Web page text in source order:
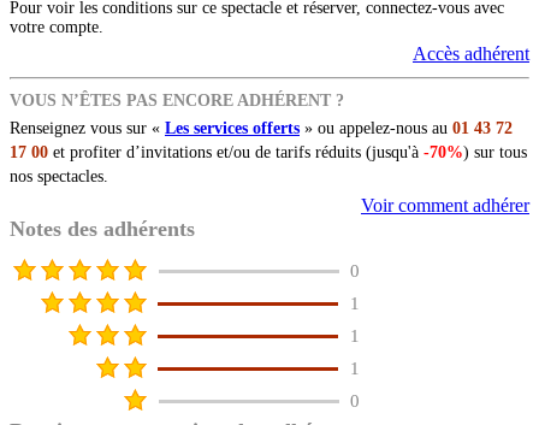
Pour voir les conditions sur ce spectacle et réserver, connectez-vous avec
votre compte.
Accès adhérent
VOUS N’ÊTES PAS ENCORE ADHÉRENT ?
Renseignez vous sur « Les services offerts » ou appelez-nous au 01 43 72
17 00 et profiter d’invitations et/ou de tarifs réduits (jusqu'à -70%) sur tous
nos spectacles.
Voir comment adhérer
Notes des adhérents
0
1
1
1
0